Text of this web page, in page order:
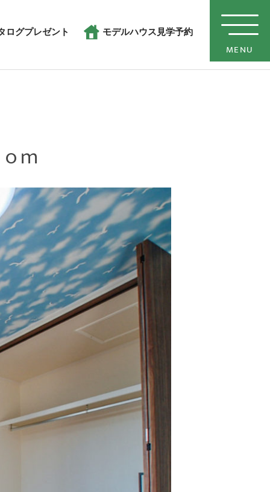
MENU
ログプレゼント モデルハウス見学予約
ｍ